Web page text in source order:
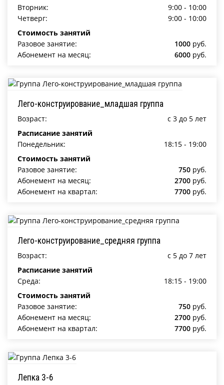
Вторник:
9:00 - 10:00
Четверг:
9:00 - 10:00
Стоимость занятий
Разовое занятие:
1000 руб.
Абонемент на месяц:
6000 руб.
Лего-конструирование_младшая группа
Возраст:
c 3 до 5 лет
Расписание занятий
Понедельник:
18:15 - 19:00
Стоимость занятий
Разовое занятие:
750 руб.
Абонемент на месяц:
2700 руб.
Абонемент на квартал:
7700 руб.
Лего-конструирование_средняя группа
Возраст:
c 5 до 7 лет
Расписание занятий
Среда:
18:15 - 19:00
Стоимость занятий
Разовое занятие:
750 руб.
Абонемент на месяц:
2700 руб.
Абонемент на квартал:
7700 руб.
Лепка 3-6